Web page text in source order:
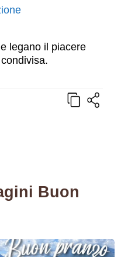
legano il piacere
Buon